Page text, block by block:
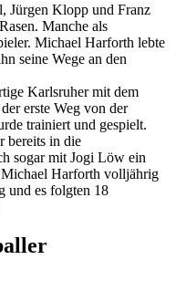
Jürgen Klopp und Franz
Manche als
Michael Harforth lebte
seine Wege an den
Karlsruher mit dem
erste Weg von der
trainiert und gespielt.
bereits in die
sogar mit Jogi Löw ein
Harforth volljährig
und es folgten 18